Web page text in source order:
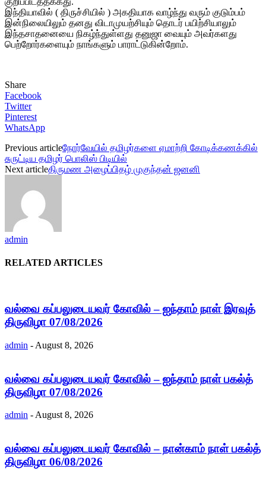
இந்தியாவில் ( திருச்சியில் ) அகதியாக வாழ்ந்து வரும் குடும்பம்
இன்நிலையிலும் தனது விடாமுயற்சியும் தொடர் பயிற்சியாலும்
இந்தசாதனையை நிகழ்ந்துள்ளது தனுஜா வையும் அவர்களது
பெற்றோர்களையும் நாங்களும் பாராட்டுகின்றோம்.
Share
Facebook
Twitter
Pinterest
WhatsApp
Previous articleநோர்வேயில் தமிழர்களை ஏமாற்றி கோடிக்கணக்கில்
சுருட்டிய தமிழர் பொலிஸ் பிடியில்
Next articleதிருமண அழைப்பிதழ் முகுந்தன் ஜனனி
admin
RELATED ARTICLES
வல்வை கப்பலுடையவர் கோவில் – ஐந்தாம் நாள் இரவுத்
திருவிழா 07/08/2026
admin - August 8, 2026
வல்வை கப்பலுடையவர் கோவில் – ஐந்தாம் நாள் பகல்த்
திருவிழா 07/08/2026
admin - August 8, 2026
வல்வை கப்பலுடையவர் கோவில் – நான்காம் நாள் பகல்த்
திருவிழா 06/08/2026